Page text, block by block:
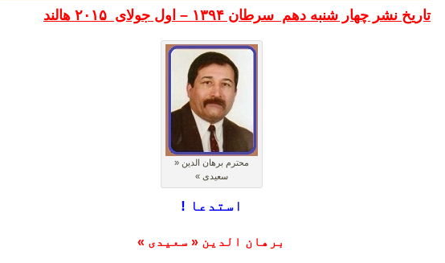
تاریخ نشر چهار شنبه دهم سرطان ۱۳۹۴ – اول جولای ۲۰۱۵ هالند
محترم برهان الدین «
سعیدی »
استدعا !
برهان الدین « سعیدی »